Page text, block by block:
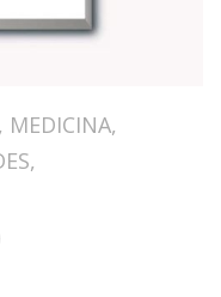
, MEDICINA,
,